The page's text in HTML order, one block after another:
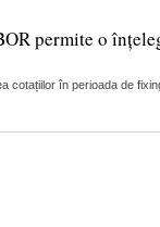
permite o
în perioada de